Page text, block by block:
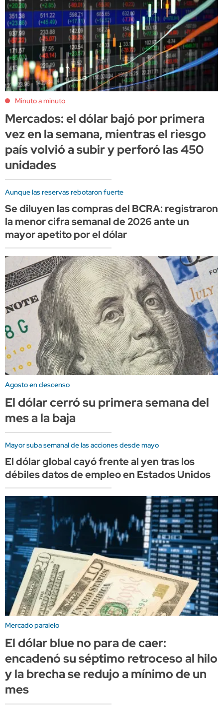
Minuto a minuto
Mercados: el dólar bajó por primera
vez en la semana, mientras el riesgo
país volvió a subir y perforó las 450
unidades
Aunque las reservas rebotaron fuerte
Se diluyen las compras del BCRA: registraron
la menor cifra semanal de 2026 ante un
mayor apetito por el dólar
Agosto en descenso
El dólar cerró su primera semana del
mes a la baja
Mayor suba semanal de las acciones desde mayo
El dólar global cayó frente al yen tras los
débiles datos de empleo en Estados Unidos
Mercado paralelo
El dólar blue no para de caer:
encadenó su séptimo retroceso al hilo
y la brecha se redujo a mínimo de un
mes